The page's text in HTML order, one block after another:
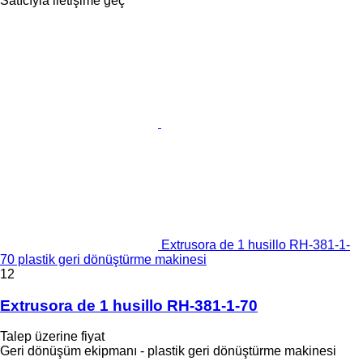
Extrusora de 1 husillo RH-381-1-
70 plastik geri dönüştürme makinesi
12
Extrusora de 1 husillo RH-381-1-70
Talep üzerine fiyat
Geri dönüşüm ekipmanı - plastik geri dönüştürme makinesi